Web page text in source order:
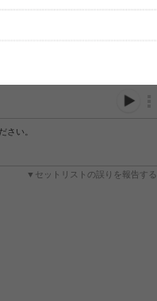
さい。
▼セットリストの誤りを報告する